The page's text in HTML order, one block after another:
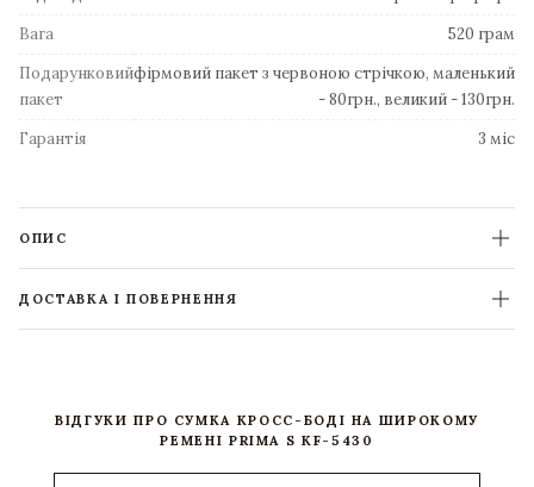
Вага
520 грам
Подарунковий
пакет
фірмовий пакет з червоною стрічкою, маленький
- 80грн., великий - 130грн.
Гарантія
3 міс
ОПИС
ДОСТАВКА І ПОВЕРНЕННЯ
ВІДГУКИ ПРО СУМКА КРОСС-БОДІ НА ШИРОКОМУ
РЕМЕНІ PRIMA S KF-5430